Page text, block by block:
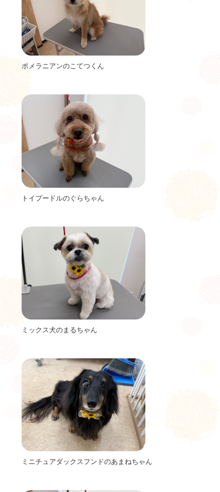
ポメラニアンのこてつくん
トイプードルのぐらちゃん
ミックス犬のまるちゃん
ミニチュアダックスフンドのあまねちゃん